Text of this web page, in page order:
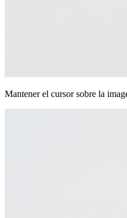
Mantener el cursor sobre la